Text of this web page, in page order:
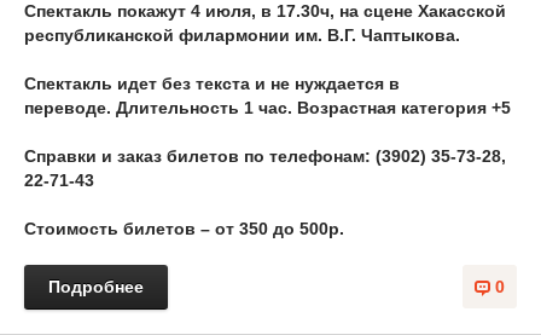
Спектакль покажут 4 июля, в 17.30ч, на сцене Хакасской
республиканской филармонии им. В.Г. Чаптыкова.
Спектакль идет без текста и не нуждается в
переводе. Длительность 1 час. Возрастная категория +5
Справки и заказ билетов по телефонам: (3902) 35-73-28,
22-71-43
Стоимость билетов – от 350 до 500р.
0
Подробнее